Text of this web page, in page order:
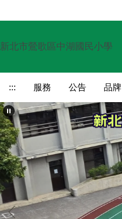
到
要
新北市鶯歌區中湖國民小學
::: 服務 公告 品牌